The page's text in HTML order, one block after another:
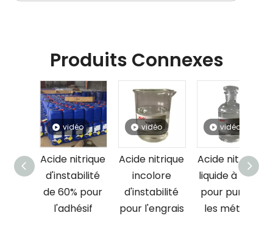
Produits Connexes
vidéo
Acide nitrique
d'instabilité
de 60% pour
vidéo
Acide nitrique
incolore
d'instabilité
pour l'engrais
Acide nitrique
liquide à 60 %
pour purifier
les métaux
Acide
liquide